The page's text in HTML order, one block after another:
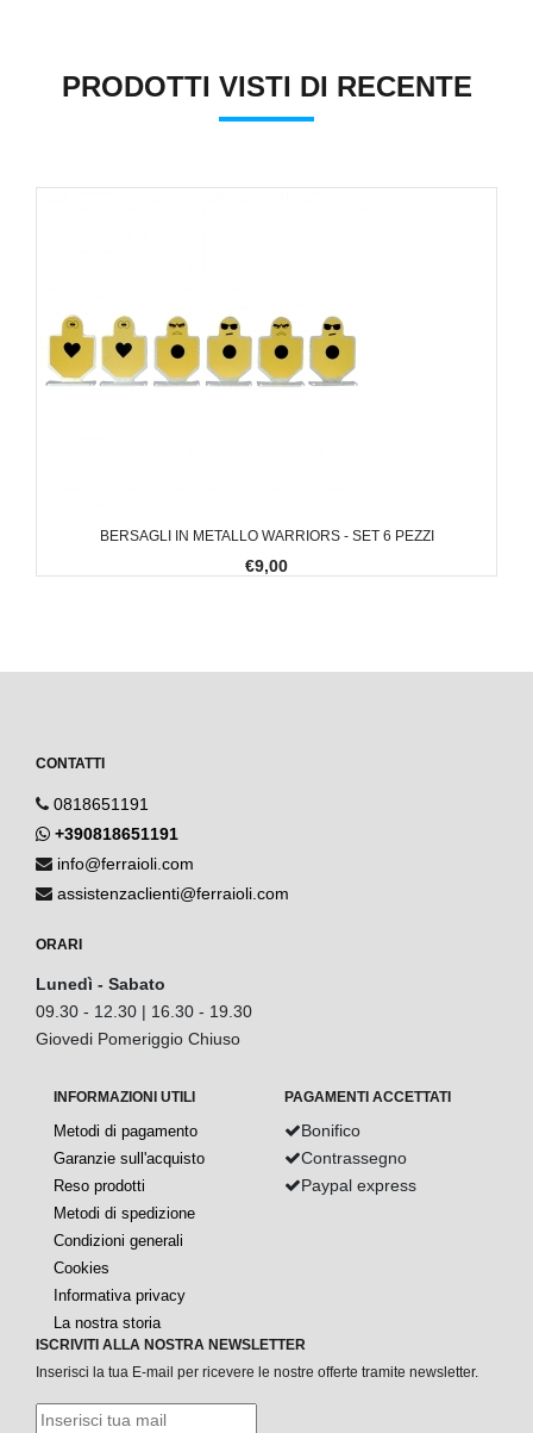
PRODOTTI VISTI DI RECENTE
BERSAGLI IN METALLO WARRIORS - SET 6 PEZZI
€9,00
CONTATTI
0818651191
+390818651191
info@ferraioli.com
assistenzaclienti@ferraioli.com
ORARI
Lunedì - Sabato
09.30 - 12.30 | 16.30 - 19.30
Giovedi Pomeriggio Chiuso
INFORMAZIONI UTILI
Metodi di pagamento
Garanzie sull'acquisto
Reso prodotti
Metodi di spedizione
Condizioni generali
Cookies
Informativa privacy
La nostra storia
PAGAMENTI ACCETTATI
Bonifico
Contrassegno
Paypal express
ISCRIVITI ALLA NOSTRA NEWSLETTER
Inserisci la tua E-mail per ricevere le nostre offerte tramite newsletter.